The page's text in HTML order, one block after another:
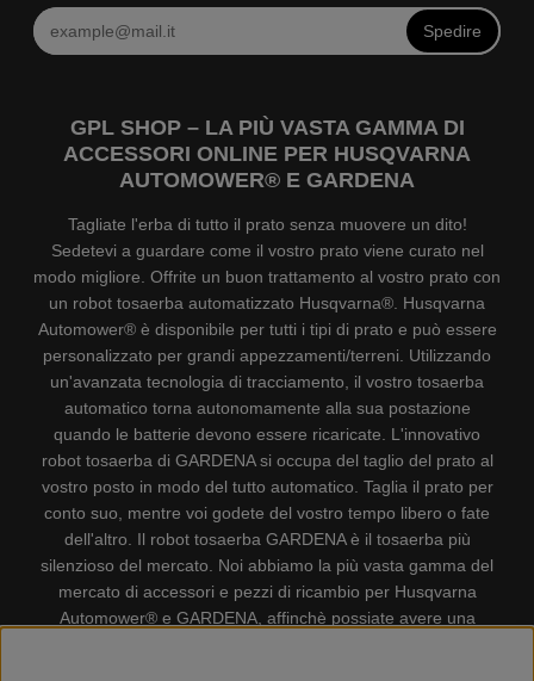
Spedire
GPL SHOP – LA PIÙ VASTA GAMMA DI
ACCESSORI ONLINE PER HUSQVARNA
AUTOMOWER® E GARDENA
Tagliate l'erba di tutto il prato senza muovere un dito!
Sedetevi a guardare come il vostro prato viene curato nel
modo migliore. Offrite un buon trattamento al vostro prato con
un robot tosaerba automatizzato Husqvarna®. Husqvarna
Automower® è disponibile per tutti i tipi di prato e può essere
personalizzato per grandi appezzamenti/terreni. Utilizzando
un'avanzata tecnologia di tracciamento, il vostro tosaerba
automatico torna autonomamente alla sua postazione
quando le batterie devono essere ricaricate. L'innovativo
robot tosaerba di GARDENA si occupa del taglio del prato al
vostro posto in modo del tutto automatico. Taglia il prato per
conto suo, mentre voi godete del vostro tempo libero o fate
dell'altro. Il robot tosaerba GARDENA è il tosaerba più
silenzioso del mercato. Noi abbiamo la più vasta gamma del
mercato di accessori e pezzi di ricambio per Husqvarna
Automower® e GARDENA, affinchè possiate avere una